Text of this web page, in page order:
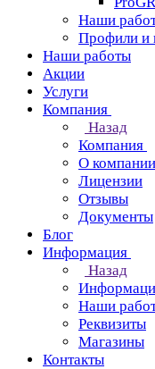
Наши
Профили и
Наши работы
Акции
Услуги
Компания
Назад
Компания
О компании
Лицензии
Отзывы
Документы
Блог
Информация
Назад
Наши
Реквизиты
Магазины
Контакты